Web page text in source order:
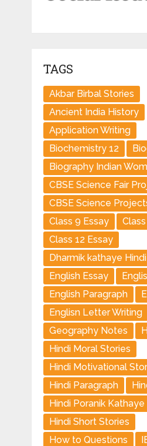
TAGS
Akbar Birbal Stories
Ancient India History
Application Writing
Biochemistry 12
Biography Indian
CBSE Science Fair
CBSE Science
Class 9 Essay
Class 12 Essay
Dharmik kathaye Hindi
English Essay
English Paragraph
Englisn Letter Writing
Geography Notes
Hindi Moral Stories
Hindi Motivational
Hindi Paragraph
Hindi Poranik Kathaye
Hindi Short Stories
How to Questions